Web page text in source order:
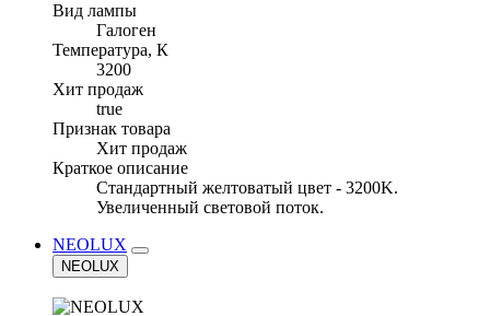
Вид лампы
Галоген
Температура, К
3200
Хит продаж
true
Признак товара
Хит продаж
Краткое описание
Стандартный желтоватый цвет - 3200K.
Увеличенный световой поток.
NEOLUX
NEOLUX